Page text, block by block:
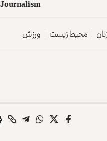
m
s
i
l
a
n
r
u
o
J Support
زنان محیط زیست ورزش